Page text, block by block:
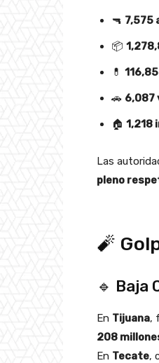
🔫 7,575
📦
💊
🚗 6,087
🏠 1,218
Las
pleno
🧨
🔹 Baja
En Tijuana,
208
En Tecate,